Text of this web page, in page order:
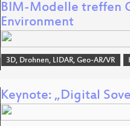
BIM-Modelle treffen
Environment
3D, Drohnen, LIDAR, Geo-AR/VR
Keynote: „Digital